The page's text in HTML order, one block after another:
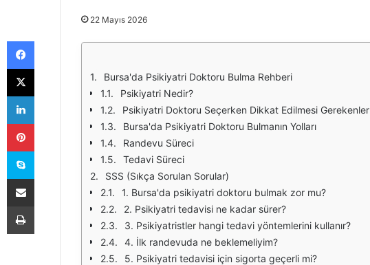
22 Mayıs 2026
Bursa'da Psikiyatri Doktoru Bulma Rehberi
Psikiyatri Nedir?
Psikiyatri Doktoru Seçerken Dikkat Edilmesi Gerekenler
Bursa'da Psikiyatri Doktoru Bulmanın Yolları
Randevu Süreci
Tedavi Süreci
SSS (Sıkça Sorulan Sorular)
1. Bursa'da psikiyatri doktoru bulmak zor mu?
2. Psikiyatri tedavisi ne kadar sürer?
3. Psikiyatristler hangi tedavi yöntemlerini kullanır?
4. İlk randevuda ne beklemeliyim?
5. Psikiyatri tedavisi için sigorta geçerli mi?
Facebook
X
LinkedIn
Pinterest
Skype
E-Posta ile paylaş